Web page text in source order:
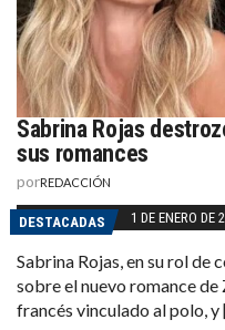
Sabrina Rojas
sus romances
porREDACCIÓN
DESTACADAS 1 DE ENERO DE
Sabrina Rojas, en su rol de
sobre el nuevo romance
francés vinculado al polo,